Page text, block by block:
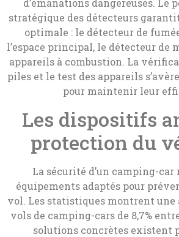
d’émanations dangereuses. Le
stratégique des détecteurs
optimale : le détecteur de
l’espace principal, le détecteur de
appareils à combustion. La
piles et le test des appareils
pour maintenir leur
Les dispositifs
protection du
La sécurité d’un camping-car
équipements adaptés pour
vol. Les statistiques montrent une
vols de camping-cars de 8,7%
solutions concrètes existent